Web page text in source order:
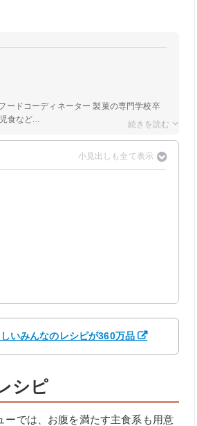
ードコーディネーター 製菓の専門学校卒
食など...
いみんなのレシピが360万品
シピ
ーでは、お腹を満たす主食系も用意